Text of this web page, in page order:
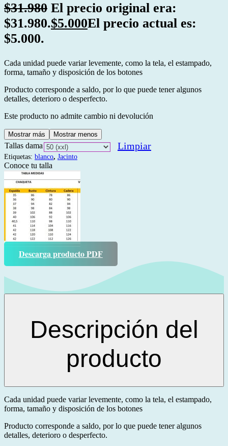
$31.980 El precio original era:
$31.980.$5.000El precio actual es:
$5.000.
Cada unidad puede variar levemente, como la tela, el estampado,
forma, tamaño y disposición de los botones
Producto corresponde a saldo, por lo que puede tener algunos
detalles, deterioro o desperfecto.
Este producto no admite cambio ni devolución
Mostrar más Mostrar menos
Tallas dama Limpiar
Etiquetas: blanco, Jacinto
Conoce tu talla
Descarga producto PDF
Descripción del
producto
Cada unidad puede variar levemente, como la tela, el estampado,
forma, tamaño y disposición de los botones
Producto corresponde a saldo, por lo que puede tener algunos
detalles, deterioro o desperfecto.